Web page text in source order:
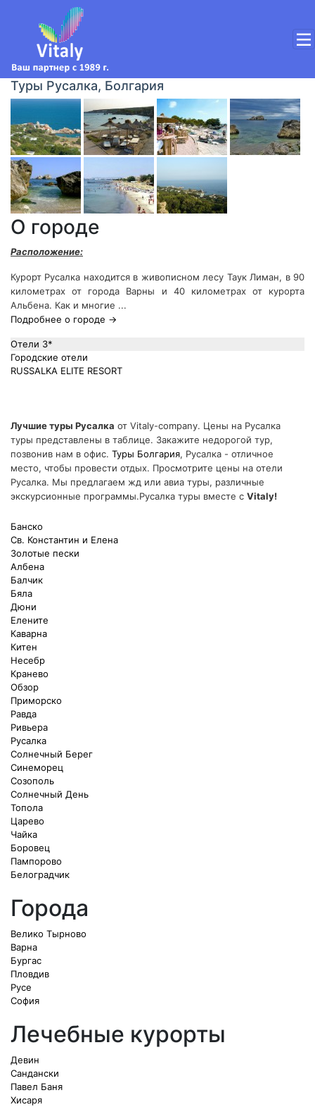
Банско
Св. Константин и Елена
Золотые пески
Албена
Балчик
Бяла
Дюни
Елените
Каварна
Китен
Несебр
Кранево
Обзор
Приморско
Равда
Ривьера
Русалка
Солнечный Берег
Синеморец
Созополь
Солнечный День
Топола
Царево
Чайка
Боровец
Пампорово
Белоградчик
Города
Велико Тырново
Варна
Бургас
Пловдив
Русе
София
Лечебные курорты
Девин
Сандански
Павел Баня
Хисаря
Туры Русалка, Болгария
О городе
Расположение:
Курорт Русалка находится в живописном лесу Таук Лиман, в 90
километрах от города Варны и 40 километрах от курорта
Альбена. Как и многие ...
Подробнее о городе →
Отели 3*
Городские отели
RUSSALKA ELITE RESORT
Лучшие туры Русалка от Vitaly-company. Цены на Русалка
туры представлены в таблице. Закажите недорогой тур,
позвонив нам в офис. Туры Болгария, Русалка - отличное
место, чтобы провести отдых. Просмотрите цены на отели
Русалка. Мы предлагаем жд или авиа туры, различные
экскурсионные программы.Русалка туры вместе с Vitaly!